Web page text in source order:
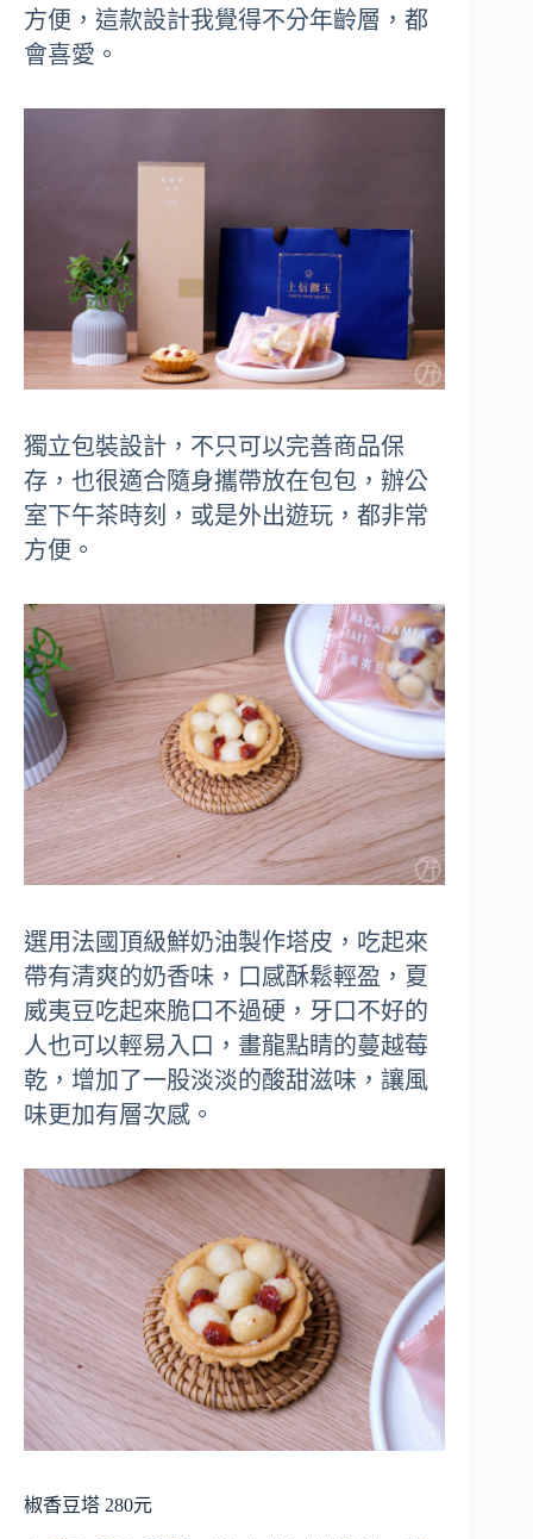
方便，這款設計我覺得不分年齡層，都
會喜愛。
獨立包裝設計，不只可以完善商品保
存，也很適合隨身攜帶放在包包，辦公
室下午茶時刻，或是外出遊玩，都非常
方便。
選用法國頂級鮮奶油製作塔皮，吃起來
帶有清爽的奶香味，口感酥鬆輕盈，夏
威夷豆吃起來脆口不過硬，牙口不好的
人也可以輕易入口，畫龍點睛的蔓越莓
乾，增加了一股淡淡的酸甜滋味，讓風
味更加有層次感。
椒香豆塔 280元